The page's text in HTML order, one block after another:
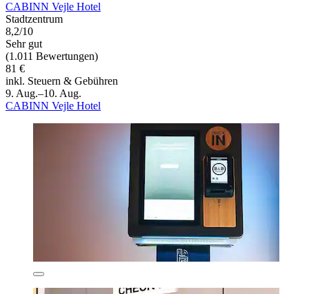
CABINN Vejle Hotel
Stadtzentrum
8,2/10
Sehr gut
(1.011 Bewertungen)
81 €
inkl. Steuern & Gebühren
9. Aug.–10. Aug.
CABINN Vejle Hotel